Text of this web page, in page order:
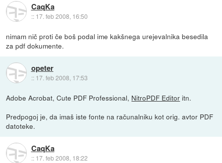
CaqKa
:: 17. feb 2008, 16:50
nimam nič proti če boš podal ime kakšnega urejevalnika besedila
za pdf dokumente.
opeter
:: 17. feb 2008, 17:53
Adobe Acrobat, Cute PDF Professional, NitroPDF Editor itn.
Predpogoj je, da imaš iste fonte na računalniku kot orig. avtor PDF
datoteke.
CaqKa
:: 17. feb 2008, 18:22